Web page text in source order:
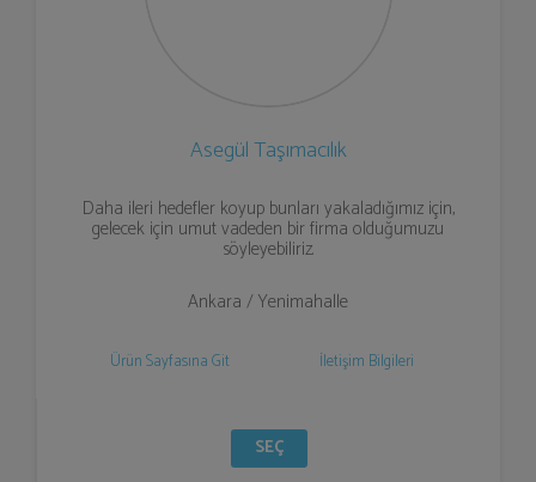
Asegül Taşımacılık
Daha ileri hedefler koyup bunları yakaladığımız için,
gelecek için umut vadeden bir firma olduğumuzu
söyleyebiliriz.
Ankara / Yenimahalle
Ürün Sayfasına Git İletişim Bilgileri
SEÇ